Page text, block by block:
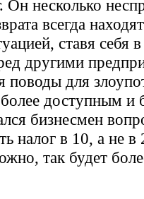
несколько
всегда
ставя себя
другими
поводы для
доступным и
бизнесмен
налог в 10, а не в
так будет